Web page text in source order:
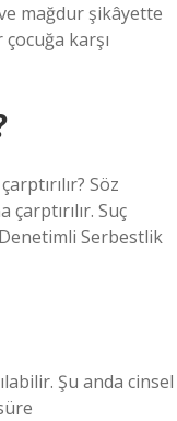
mağdur şikâyette
karşı
Söz
Suç
Serbestlik
Şu anda cinsel